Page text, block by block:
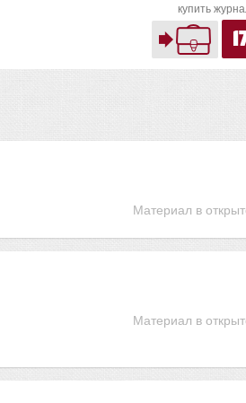
купить
Материал в
Материал в